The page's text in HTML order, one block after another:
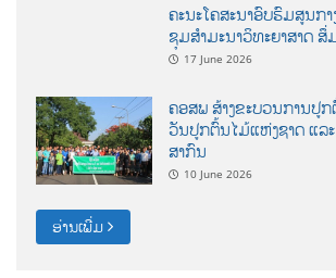
ຄະນະໂຄສະນາອົບຮົມສູນກ
ຊຸມສຳມະນາວິທະຍາສາດ
17 June 2026
ຄອສພ ສ້າງຂະບວນການປູ
ວັນປູກຕົ້ນໄມ້ແຫ່ງຊາດ ແລ
ສາກົນ
10 June 2026
ອ່ານເພີ່ມ